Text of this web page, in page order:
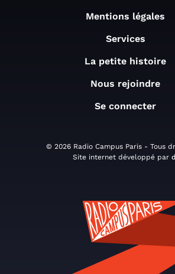
Mentions légales
Services
La petite histoire
Nous rejoindre
Se connecter
© 2026 Radio Campus Paris - Tous
Site internet développé par